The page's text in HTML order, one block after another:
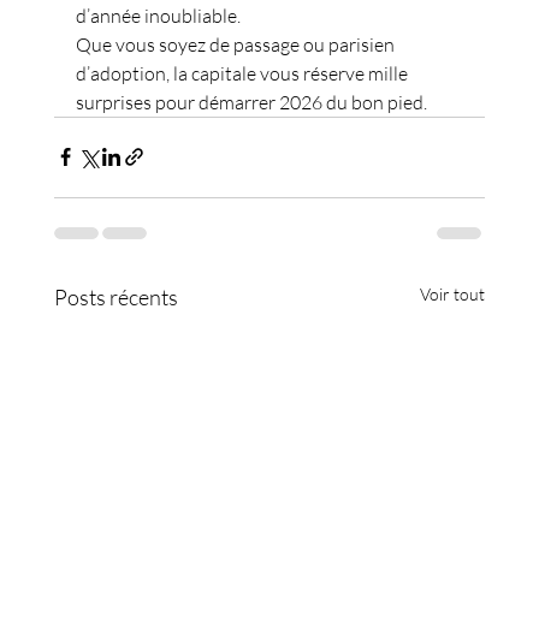
d’année inoubliable.
Que vous soyez de passage ou parisien
d’adoption, la capitale vous réserve mille
surprises pour démarrer 2026 du bon pied.
Posts récents Voir tout